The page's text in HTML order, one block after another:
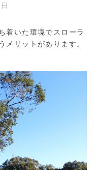
着いた環境でスローラ
メリットがあります。